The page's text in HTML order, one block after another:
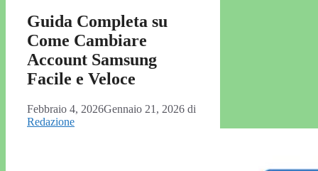
Guida Completa su
Come Cambiare
Account Samsung
Facile e Veloce
Febbraio 4, 2026Gennaio 21, 2026 di
Redazione